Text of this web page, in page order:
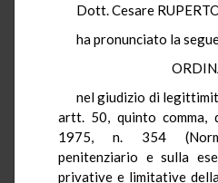
Dott. Cesare
ha pronunciato la
nel giudizio di
artt. 50, quinto comma,
1975, n. 354
penitenziario e sulla
privative e limitative